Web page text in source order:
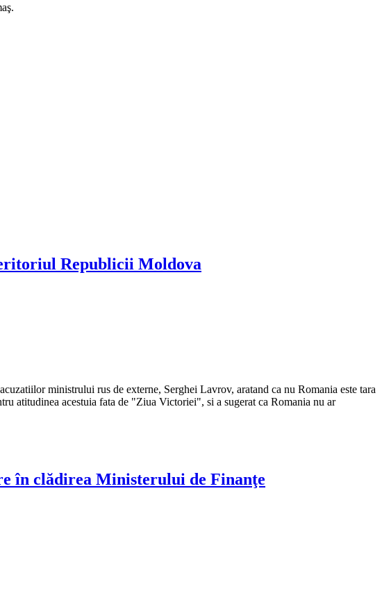
Republicii Moldova
ministrului rus de externe, Serghei Lavrov, aratand ca nu Romania este tara
atitudinea acestuia fata de "Ziua Victoriei", si a sugerat ca Romania nu ar
în clădirea Ministerului de Finanţe